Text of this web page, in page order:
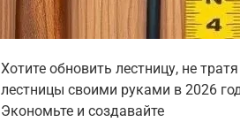
Хотите обновить лестницу, не
лестницы своими руками в 2026
Экономьте и создавайте